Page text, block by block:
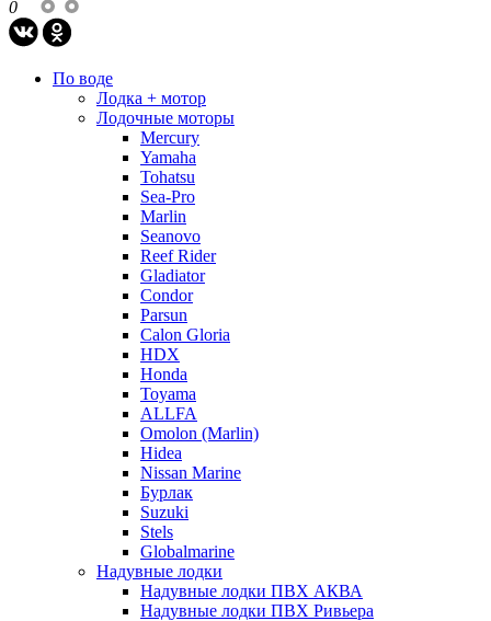
0
По воде
Лодка + мотор
Лодочные моторы
Mercury
Yamaha
Tohatsu
Sea-Pro
Marlin
Seanovo
Reef Rider
Gladiator
Condor
Parsun
Calon Gloria
HDX
Honda
Toyama
ALLFA
Omolon (Marlin)
Hidea
Nissan Marine
Бурлак
Suzuki
Stels
Globalmarine
Надувные лодки
Надувные лодки ПВХ АКВА
Надувные лодки ПВХ Ривьера